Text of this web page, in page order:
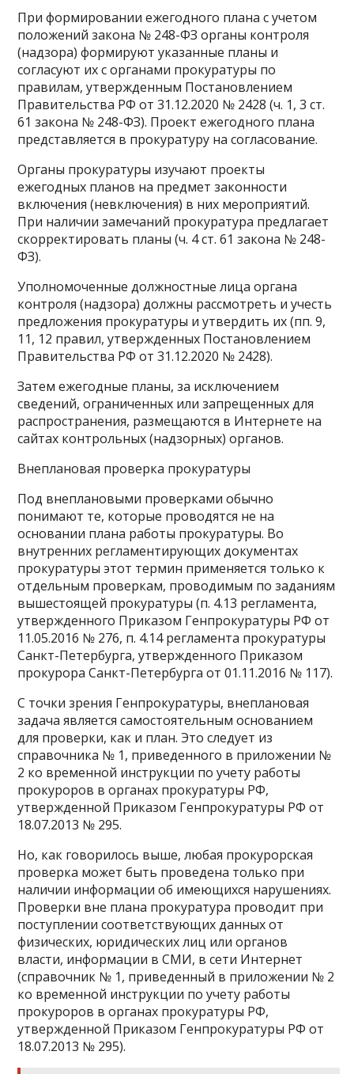
При формировании ежегодного плана с учетом
положений закона № 248-ФЗ органы контроля
(надзора) формируют указанные планы и
согласуют их с органами прокуратуры по
правилам, утвержденным Постановлением
Правительства РФ от 31.12.2020 № 2428 (ч. 1, 3 ст.
61 закона № 248-ФЗ). Проект ежегодного плана
представляется в прокуратуру на согласование.
Органы прокуратуры изучают проекты
ежегодных планов на предмет законности
включения (невключения) в них мероприятий.
При наличии замечаний прокуратура предлагает
скорректировать планы (ч. 4 ст. 61 закона № 248-
ФЗ).
Уполномоченные должностные лица органа
контроля (надзора) должны рассмотреть и учесть
предложения прокуратуры и утвердить их (пп. 9,
11, 12 правил, утвержденных Постановлением
Правительства РФ от 31.12.2020 № 2428).
Затем ежегодные планы, за исключением
сведений, ограниченных или запрещенных для
распространения, размещаются в Интернете на
сайтах контрольных (надзорных) органов.
Внеплановая проверка прокуратуры
Под внеплановыми проверками обычно
понимают те, которые проводятся не на
основании плана работы прокуратуры. Во
внутренних регламентирующих документах
прокуратуры этот термин применяется только к
отдельным проверкам, проводимым по заданиям
вышестоящей прокуратуры (п. 4.13 регламента,
утвержденного Приказом Генпрокуратуры РФ от
11.05.2016 № 276, п. 4.14 регламента прокуратуры
Санкт-Петербурга, утвержденного Приказом
прокурора Санкт-Петербурга от 01.11.2016 № 117).
С точки зрения Генпрокуратуры, внеплановая
задача является самостоятельным основанием
для проверки, как и план. Это следует из
справочника № 1, приведенного в приложении №
2 ко временной инструкции по учету работы
прокуроров в органах прокуратуры РФ,
утвержденной Приказом Генпрокуратуры РФ от
18.07.2013 № 295.
Но, как говорилось выше, любая прокурорская
проверка может быть проведена только при
наличии информации об имеющихся нарушениях.
Проверки вне плана прокуратура проводит при
поступлении соответствующих данных от
физических, юридических лиц или органов
власти, информации в СМИ, в сети Интернет
(справочник № 1, приведенный в приложении № 2
ко временной инструкции по учету работы
прокуроров в органах прокуратуры РФ,
утвержденной Приказом Генпрокуратуры РФ от
18.07.2013 № 295).